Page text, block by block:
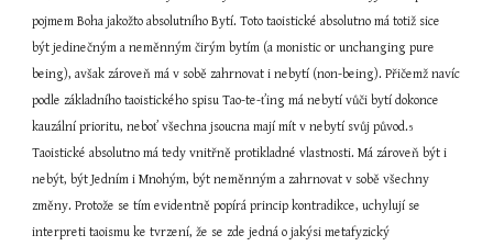
pojmem Boha jakožto absolutního Bytí. Toto taoistické absolutno má totiž sice
být jedinečným a neměnným čirým bytím (a monistic or unchanging pure
being), avšak zároveň má v sobě zahrnovat i nebytí (non-being). Přičemž navíc
podle základního taoistického spisu Tao-te-ťing má nebytí vůči bytí dokonce
kauzální prioritu, neboť všechna jsoucna mají mít v nebytí svůj původ.5
Taoistické absolutno má tedy vnitřně protikladné vlastnosti. Má zároveň být i
nebýt, být Jedním i Mnohým, být neměnným a zahrnovat v sobě všechny
změny. Protože se tím evidentně popírá princip kontradikce, uchylují se
interpreti taoismu ke tvrzení, že se zde jedná o jakýsi metafyzický